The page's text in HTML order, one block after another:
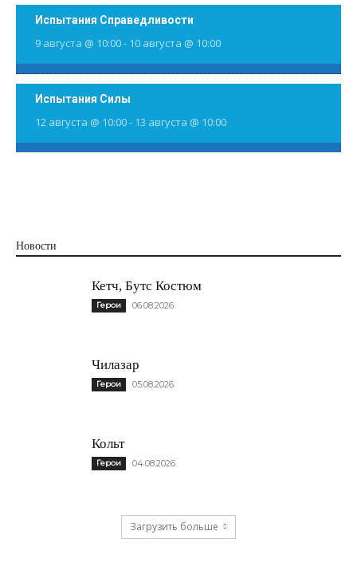
Испытания Справедливости
9 августа @ 10:00- 10 августа @ 10:00
Испытания Силы
12 августа @ 10:00- 13 августа @ 10:00
Новости
Кетч, Бутс Костюм
Герои 06.08.2026
Чилазар
Герои 05.08.2026
Кольт
Герои 04.08.2026
Загрузить больше